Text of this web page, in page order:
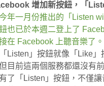
增加新按鈕，「
年一月份推出的「Listen
也已於本週二登上了
在 Facebook 上聽音樂了。
Listen」按鈕就像「Like」
目前這兩個服務都還沒有
了「Listen」按鈕，不僅讓